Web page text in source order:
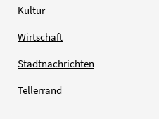
Kultur
Wirtschaft
Stadtnachrichten
Tellerrand